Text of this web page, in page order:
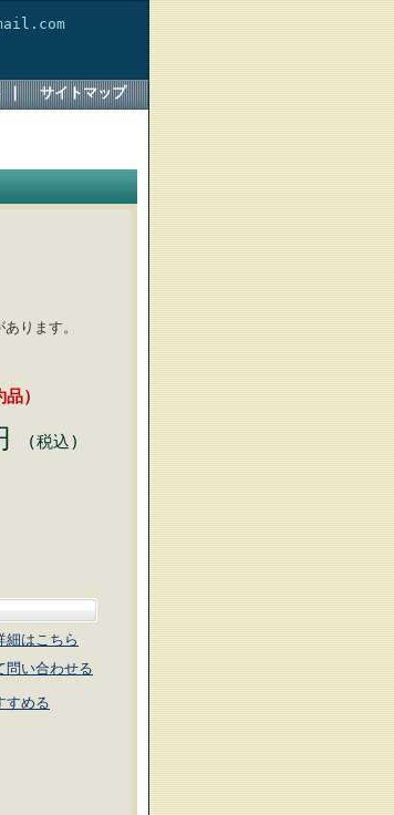
サイトマップ
ります。
）
(税込)
細はこちら
問い合わせる
すめる